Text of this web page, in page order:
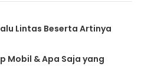
Lintas Beserta Artinya
Mobil & Apa Saja yang